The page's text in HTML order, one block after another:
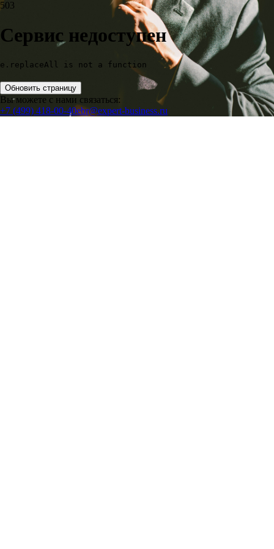
503
Сервис недоступен
e.replaceAll is not a function
Обновить страницу
Вы можете с нами связаться:
+7 (499) 418-00-40ebr@expert-business.ru